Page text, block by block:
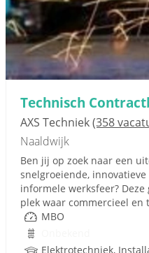
Technisch
AXS Techniek(358
Naaldwijk
Ben jij op zoek naar een
snelgroeiende,
informele werksfeer?
plek waar commercieel en
MBO